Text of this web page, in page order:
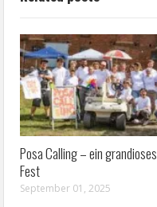
Posa Calling – ein grandioses
Fest
September 01, 2025